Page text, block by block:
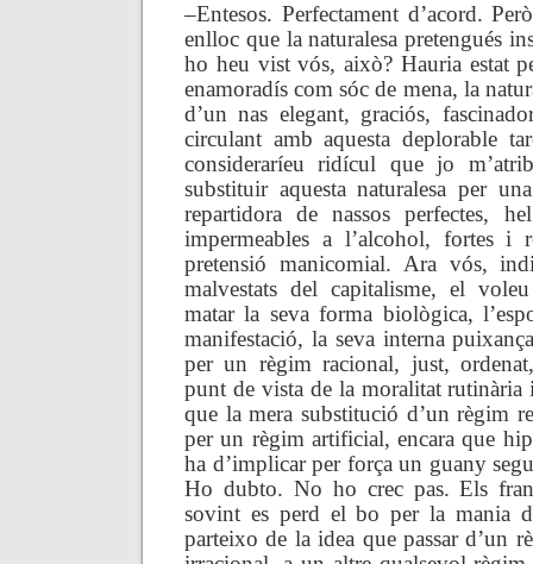
–Entesos. Perfectament d’acord.
enlloc que la naturalesa pretengués
ho heu vist vós, això? Hauria estat
enamoradís com sóc de mena, la
d’un nas elegant, graciós,
circulant amb aquesta deplorable
consideraríeu ridícul que jo
substituir aquesta naturalesa per
repartidora de nassos perfectes,
impermeables a l’alcohol, fortes i
pretensió manicomial. Ara vós,
malvestats del capitalisme, el
matar la seva forma biològica,
manifestació, la seva interna
per un règim racional, just,
punt de vista de la moralitat rutinària
que la mera substitució d’un règim
per un règim artificial, encara que
ha d’implicar per força un guany
Ho dubto. No ho crec pas. Els
sovint es perd el bo per la mania
parteixo de la idea que passar d’un